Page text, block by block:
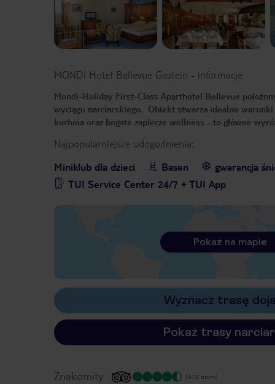
MONDI Hotel Bellevue Gastein - informacje
Mondi-Holiday First-Class Aparthotel Bellevue
wyciągu narciarskiego. Obiekt stwarza idealne
kuchnia oraz bogate zaplecze wellness - to główne
Najpopularniejsze udogodnienia:
Miniklub dla dzieci
Basen gwarancja
TUI Service Center 24/7 + TUI App
Pokaż na mapie
Wyznacz trasę
Pokaż trasy
Znakomity (478 opinii)